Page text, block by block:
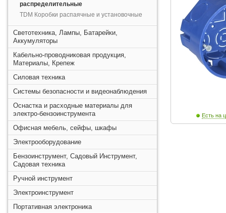
распределительные
TDM Коробки распаячные и установочные
Светотехника, Лампы, Батарейки,
Аккумуляторы
Кабельно-проводниковая продукция,
Материалы, Крепеж
Силовая техника
Системы безопасности и видеонаблюдения
Оснастка и расходные материалы для
электро-бензоинструмента
Офисная мебель, сейфы, шкафы
Электрооборудование
Бензоинструмент, Садовый Инструмент,
Садовая техника
Ручной инструмент
Электроинструмент
Портативная электроника
Есть на